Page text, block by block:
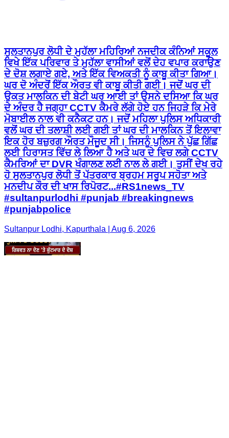
ਸੁਲਤਾਨਪੁਰ ਲੋਧੀ ਦੇ ਮੁਹੱਲਾ ਮਹਿਰਿਆਂ ਨਜਦੀਕ ਕੰਨਿਆਂ ਸਕੂਲ
ਵਿਖੇ ਇੱਕ ਪਰਿਵਾਰ ਤੇ ਮੁਹੱਲਾ ਵਾਸੀਆਂ ਵਲੋਂ ਦੇਹ ਵਪਾਰ ਕਰਾਉਣ
ਦੇ ਦੋਸ਼ ਲਗਾਏ ਗਏ, ਅਤੇ ਇੱਕ ਵਿਅਕਤੀ ਨੂੰ ਕਾਬੂ ਕੀਤਾ ਗਿਆ।
ਘਰ ਦੋ ਅੰਦਰੋਂ ਇੱਕ ਔਰਤ ਵੀ ਕਾਬੂ ਕੀਤੀ ਗਈ। ਜਦੋਂ ਘਰ ਦੀ
ਉਕਤ ਮਾਲਕਿਨ ਦੀ ਬੇਟੀ ਘਰ ਆਈ ਤਾਂ ਉਸਨੇ ਦਸਿਆ ਕਿ ਘਰ
ਦੇ ਅੰਦਰ ਹੈ ਜਗ੍ਹਾ CCTV ਕੈਮਰੇ ਲੱਗੇ ਹੋਏ ਹਨ ਜਿਹੜੇ ਕਿ ਮੇਰੇ
ਮੋਬਾਈਲ ਨਾਲ ਵੀ ਕਨੈਕਟ ਹਨ। ਜਦੋਂ ਮਹਿਲਾ ਪੁਲਿਸ ਅਧਿਕਾਰੀ
ਵਲੋਂ ਘਰ ਦੀ ਤਲਾਸ਼ੀ ਲਈ ਗਈ ਤਾਂ ਘਰ ਦੀ ਮਾਲਕਿਨ ਤੋਂ ਇਲਾਵਾ
ਇਕ ਹੋਰ ਬਜ਼ੁਰਗ ਔਰਤ ਮੌਜੂਦ ਸੀ। ਜਿਸਨੂੰ ਪੁਲਿਸ ਨੇ ਪੁੱਛ ਗਿੱਛ
ਲਈ ਹਿਰਾਸਤ ਵਿੱਚ ਲੇ ਲਿਆ ਹੈ ਅਤੇ ਘਰ ਦੇ ਵਿਚ ਲਗੇ CCTV
ਕੈਮਰਿਆਂ ਦਾ DVR ਖੰਗਾਲਣ ਲਈ ਨਾਲ ਲੇ ਗਈ। ਤੁਸੀਂ ਦੇਖ ਰਹੇ
ਹੋ ਸੁਲਤਾਨਪੁਰ ਲੋਧੀ ਤੋਂ ਪੱਤਰਕਾਰ ਬ੍ਰਹਮ ਸਰੂਪ ਸਹੋਤਾ ਅਤੇ
ਮਨਦੀਪ ਕੌਰ ਦੀ ਖਾਸ ਰਿਪੋਰਟ...#RS1news_TV
#sultanpurlodhi #punjab #breakingnews
#punjabpolice
Sultanpur Lodhi, Kapurthala | Aug 6, 2026